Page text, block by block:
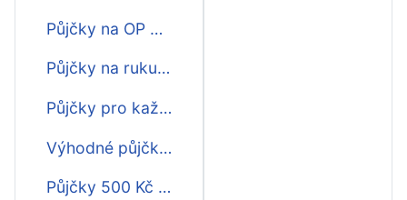
Půjčky na OP bez potvrzování příjmu
Půjčky na ruku bez potvrzování příjmu
Půjčky pro každého bez potvrzování příjmu
Výhodné půjčky bez potvrzování příjmu
Půjčky 500 Kč bez potvrzování příjmu